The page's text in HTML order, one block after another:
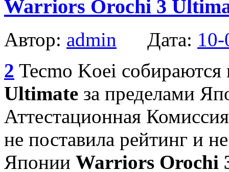
Warriors Orochi 3
Автор: admin Дата:
2 Tecmo Koei
Ultimate за пределами
Аттестационная
не поставила рейтинг и
Японии Warriors Orochi